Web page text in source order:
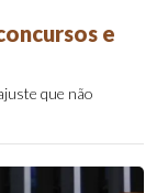
e
que não